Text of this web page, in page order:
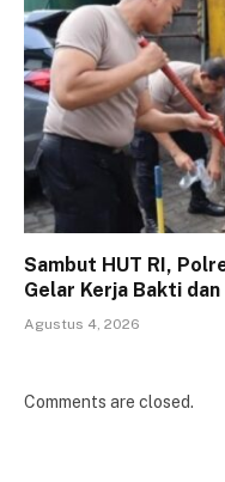
Sambut HUT RI,
Gelar Kerja Bakti
Agustus 4, 2026
Comments are closed.